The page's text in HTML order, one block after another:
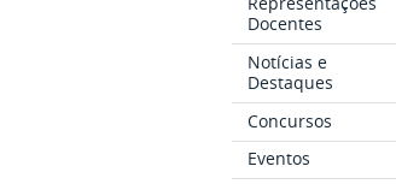
Docentes
Notícias e
Destaques
Concursos
Eventos